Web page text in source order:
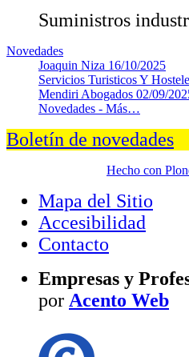
Suministros
Novedades
Joaquin Niza 16/10/2025
Servicios Turisticos Y
Mendiri Abogados 02/09/
Novedades - Más…
Boletín de novedades
Hecho con
Mapa del Sitio
Accesibilidad
Contacto
Empresas y
por Acento Web